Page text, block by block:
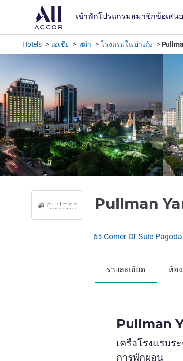
เข้าพักโปรแกรมสมาชิกข้อเสน
Hotels เอเชีย พม่า โรงแรมใน ย่างกุ้ง
Pullman
65 Corner Of Sule
รายละเอียด ห้อ
Pullman
เครือโรงแรมร
การพักผ่อน